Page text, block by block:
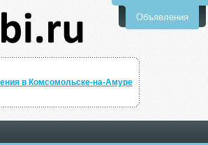
Объявления
в Комсомольске-на-Амуре